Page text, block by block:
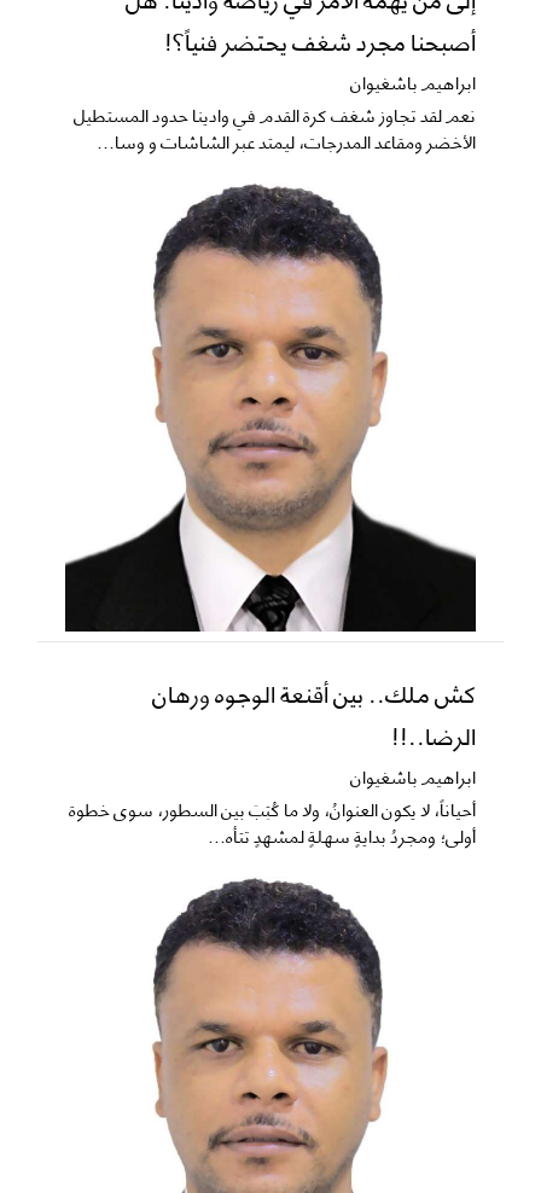
أصبحنا مجرد شغف يحتضر فنياً؟!
ابراهيم باشغيوان
نعم ​لقد تجاوز شغف كرة القدم في وادينا حدود المستطيل
الأخضر ومقاعد المدرجات، ليمتد عبر الشاشات و وسا...
كش ملك.. بين أقنعة الوجوه ورهان
الرضا..!!
ابراهيم باشغيوان
​أحياناً، لا يكون العنوانُ، ولا ما كُتِبَ بين السطور، سوى خطوة
أولى؛ ومجردُ بدايةٍ سهلةٍ لمشهدٍ تتأه...